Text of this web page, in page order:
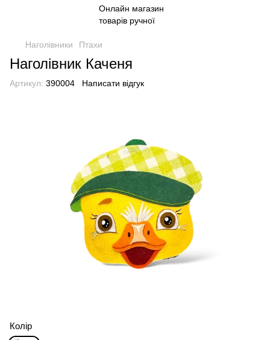
Наголівники Птахи
Наголівник Каченя
Артикул: 390004 Написати відгук
Колір